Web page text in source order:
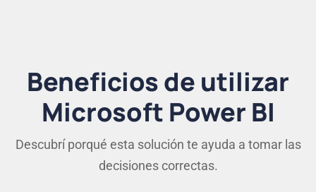
Beneficios de utilizar
Microsoft Power BI
Descubrí porqué esta solución te ayuda a tomar las
decisiones correctas.